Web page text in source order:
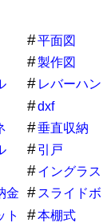
平面図
製作図
レバーハン
ドル
dxf
垂直収納
引戸
イングラス
シリーズ
金
スライドボ
ックス金物
ト
本棚式